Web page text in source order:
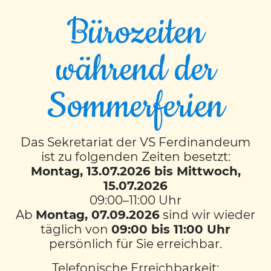
EVENT TIMESLOTS (4)
8:50
VS Ferdinandeum
VS Ferdinandeum
10:30
Bürozeiten
während der
Sommerferien
Das Sekretariat der VS Ferdinandeum
ist zu folgenden Zeiten besetzt:
Montag, 13.07.2026 bis Mittwoch,
15.07.2026
09:00–11:00 Uhr
Ab Montag, 07.09.2026 sind wir wieder
täglich von 09:00 bis 11:00 Uhr
persönlich für Sie erreichbar.
Telefonische Erreichbarkeit: